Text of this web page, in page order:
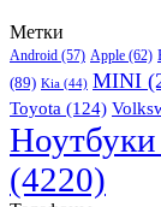
отдавать
огромное
количество
энергии
—
это
пригодится
в
Метки
Android (57) Apple (62)
(89) Kia (44) MINI
Toyota (124)
Ноутбуки
(4220)